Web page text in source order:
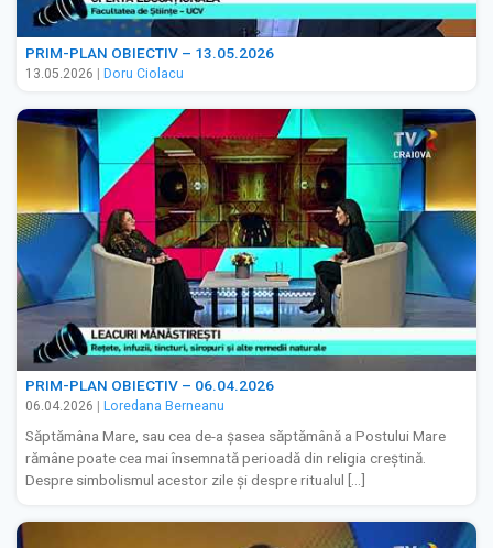
PRIM-PLAN OBIECTIV – 13.05.2026
13.05.2026 | Doru Ciolacu
PRIM-PLAN OBIECTIV – 06.04.2026
06.04.2026 Loredana Berneanu
Săptămâna Mare, sau cea de-a șasea săptămână a Postului Mare
rămâne poate cea mai însemnată perioadă din religia creștină.
Despre simbolismul acestor zile și despre ritualul […]